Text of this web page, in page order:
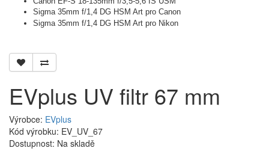
Sigma 35mm f/1,4 DG HSM Art pro Canon
Sigma 35mm f/1,4 DG HSM Art pro Nikon
EVplus UV filtr 67 mm
Výrobce: EVplus
Kód výrobku: EV_UV_67
Dostupnost: Na skladě